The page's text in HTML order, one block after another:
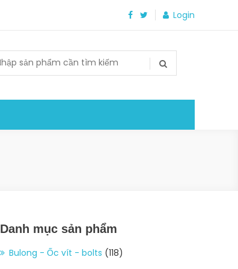
Login
Danh mục sản phẩm
Bulong - Ốc vít - bolts (118)